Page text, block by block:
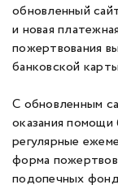
обновленный
и новая
пожертвования
банковской
С обновленным
оказания
регулярные
форма
подопечных